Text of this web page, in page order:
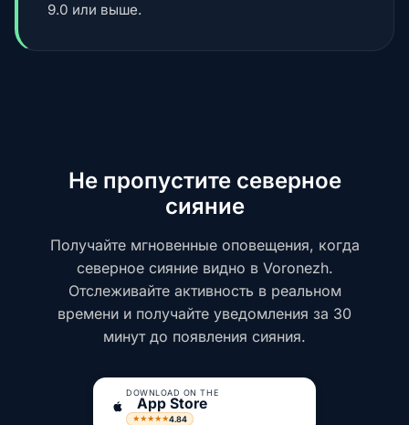
9.0 или выше.
Не пропустите северное
сияние
Получайте мгновенные оповещения, когда
северное сияние видно в Voronezh.
Отслеживайте активность в реальном
времени и получайте уведомления за 30
минут до появления сияния.
DOWNLOAD ON THE
App Store
★★★★★4.84